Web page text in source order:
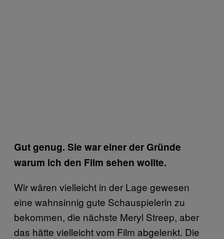
Gut genug. Sie war einer der Gründe
warum ich den Film sehen wollte.
Wir wären vielleicht in der Lage gewesen
eine wahnsinnig gute Schauspielerin zu
bekommen, die nächste Meryl Streep, aber
das hätte vielleicht vom Film abgelenkt. Die